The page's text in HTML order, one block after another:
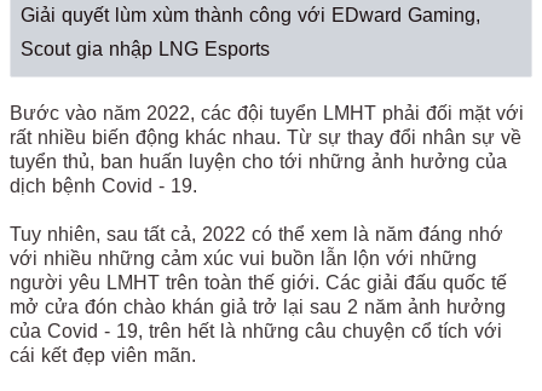
Giải quyết lùm xùm thành công với EDward Gaming,
Scout gia nhập LNG Esports
Bước vào năm 2022, các đội tuyển LMHT phải đối mặt với
rất nhiều biến động khác nhau. Từ sự thay đổi nhân sự về
tuyển thủ, ban huấn luyện cho tới những ảnh hưởng của
dịch bệnh Covid - 19.
Tuy nhiên, sau tất cả, 2022 có thể xem là năm đáng nhớ
với nhiều những cảm xúc vui buồn lẫn lộn với những
người yêu LMHT trên toàn thế giới. Các giải đấu quốc tế
mở cửa đón chào khán giả trở lại sau 2 năm ảnh hưởng
của Covid - 19, trên hết là những câu chuyện cổ tích với
cái kết đẹp viên mãn.